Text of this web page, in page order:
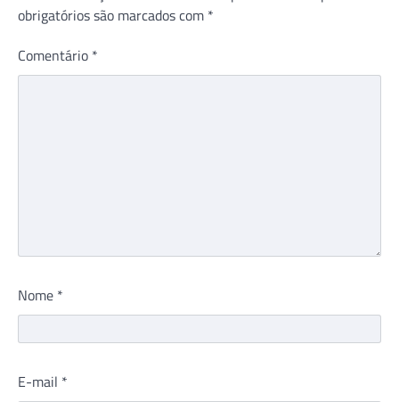
obrigatórios são marcados com *
Comentário *
Nome *
E-mail *